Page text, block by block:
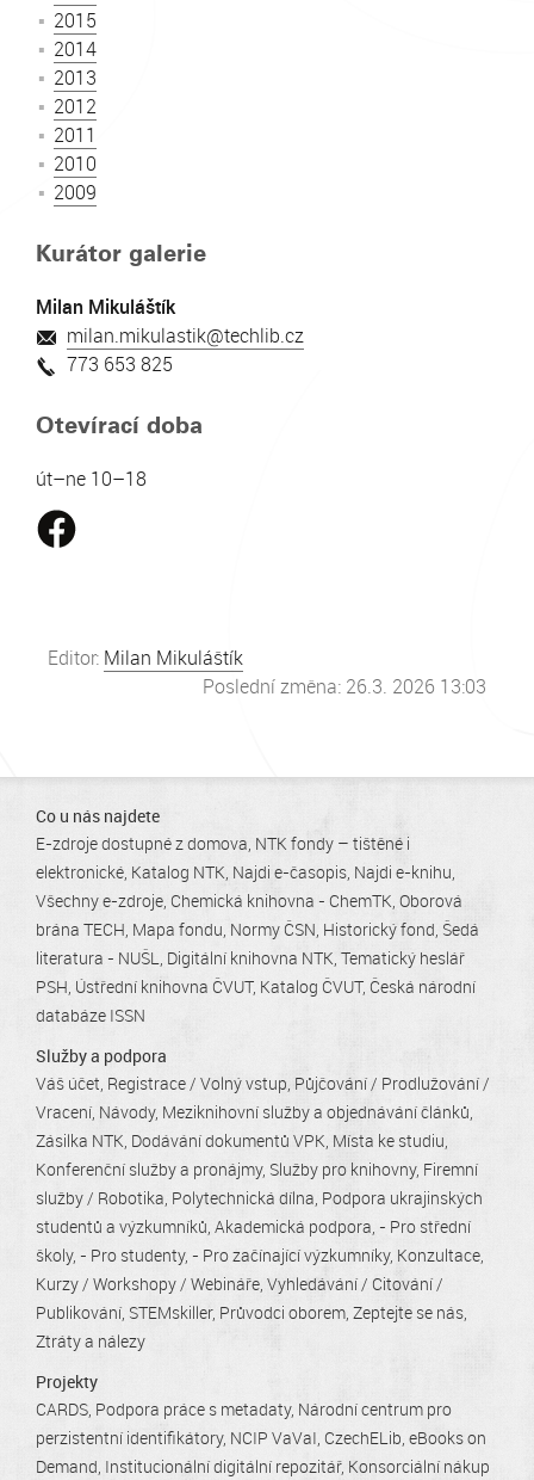
2015
2014
2013
2012
2011
2010
2009
Kurátor galerie
Milan Mikuláštík
milan.mikulastik@techlib.cz
773 653 825
Otevírací doba
út–ne 10–18
Editor: Milan Mikuláštík
Poslední změna: 26.3. 2026 13:03
Co u nás najdete
E-zdroje dostupné z domova NTK fondy – tištěné i
elektronické Katalog NTK Najdi e-časopis Najdi e-knihu
Všechny e-zdroje Chemická knihovna - ChemTK Oborová
brána TECH Mapa fondu Normy ČSN Historický fond Šedá
literatura - NUŠL Digitální knihovna NTK Tematický heslář
PSH Ústřední knihovna ČVUT Katalog ČVUT Česká národní
databáze ISSN
Služby a podpora
Váš účet Registrace / Volný vstup Půjčování / Prodlužování /
Vracení Návody Meziknihovní služby a objednávání článků
Zásilka NTK Dodávání dokumentů VPK Místa ke studiu
Konferenční služby a pronájmy Služby pro knihovny Firemní
služby / Robotika Polytechnická dílna Podpora ukrajinských
studentů a výzkumníků Akademická podpora - Pro střední
školy - Pro studenty - Pro začínající výzkumníky Konzultace
Kurzy / Workshopy / Webináře Vyhledávání / Citování /
Publikování STEMskiller Průvodci oborem Zeptejte se nás
Ztráty a nálezy
Projekty
CARDS Podpora práce s metadaty Národní centrum pro
perzistentní identifikátory NCIP VaVaI CzechELib eBooks on
Demand Institucionální digitální repozitář Konsorciální nákup